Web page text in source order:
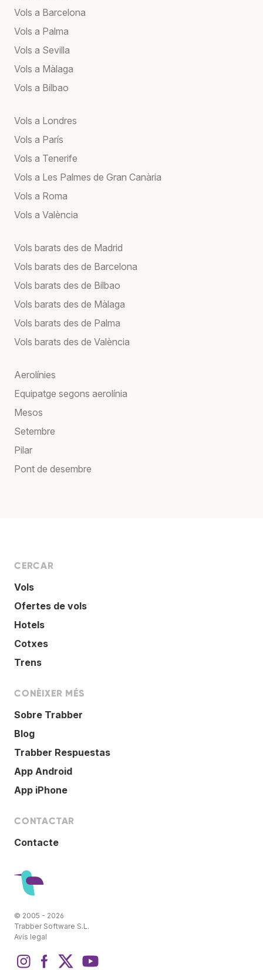
Vols a Barcelona
Vols a Palma
Vols a Sevilla
Vols a Màlaga
Vols a Bilbao
Vols a Londres
Vols a París
Vols a Tenerife
Vols a Les Palmes de Gran Canària
Vols a Roma
Vols a València
Vols barats des de Madrid
Vols barats des de Barcelona
Vols barats des de Bilbao
Vols barats des de Màlaga
Vols barats des de Palma
Vols barats des de València
Aerolínies
Equipatge segons aerolínia
Mesos
Setembre
Pilar
Pont de desembre
CERCAR
Vols
Ofertes de vols
Hotels
Cotxes
Trens
CONÈIXER MÉS
Sobre Trabber
Blog
Trabber Respuestas
App Android
App iPhone
CONTACTAR
Contacte
© 2005 - 2026
Trabber Software S.L.
Avís legal